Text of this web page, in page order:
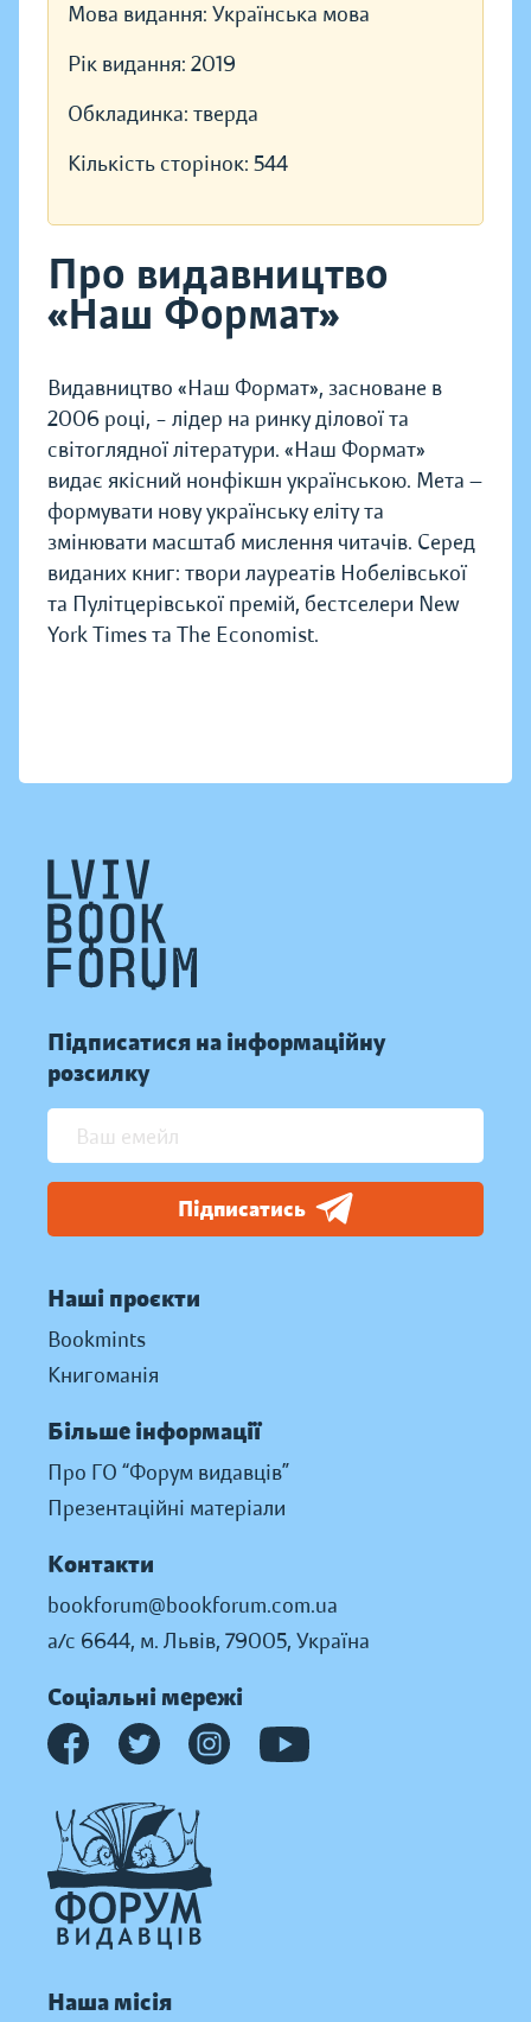
Мова видання: Українська мова
Рік видання: 2019
Обкладинка: тверда
Кількість сторінок: 544
Про видавництво
«Наш Формат»
Видавництво «Наш Формат», засноване в
2006 році, – лідер на ринку ділової та
світоглядної літератури. «Наш Формат»
видає якісний нонфікшн українською. Мета —
формувати нову українську еліту та
змінювати масштаб мислення читачів. Серед
виданих книг: твори лауреатів Нобелівської
та Пулітцерівської премій, бестселери New
York Times та The Economist.
Підписатися на інформаційну
розсилку
Підписатись
Наші проєкти
Bookmints
Книгоманія
Більше інформації
Про ГО “Форум видавців”
Презентаційні матеріали
Контакти
bookforum@bookforum.com.ua
а/с 6644, м. Львів, 79005, Україна
Соціальні мережі
Наша місія